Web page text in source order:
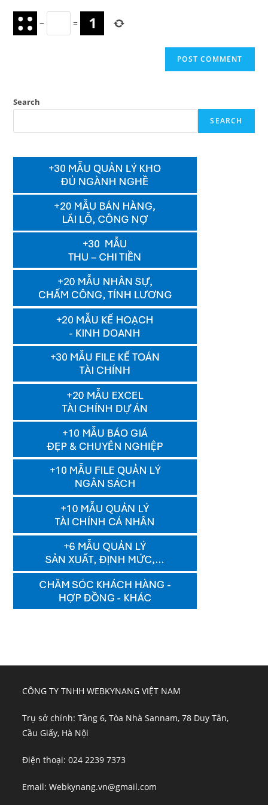
− =
Search
SEARCH
CÔNG TY TNHH WEBKYNANG VIỆT NAM
Trụ sở chính: Tầng 6, Tòa Nhà Sannam, 78 Duy Tân,
Cầu Giấy, Hà Nội
Điện thoại: 024 2239 7373
Email: Webkynang.vn@gmail.com